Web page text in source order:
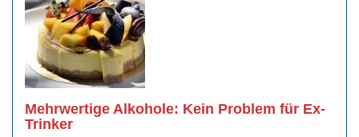
Mehrwertige Alkohole: Kein Problem für Ex-
Trinker